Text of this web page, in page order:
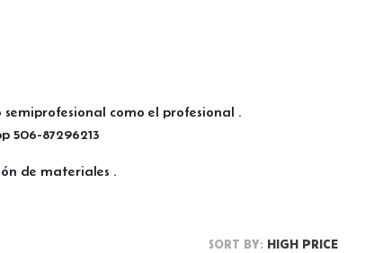
como el profesional .
506-87296213
de materiales .
SORT BY: HIGH PRICE